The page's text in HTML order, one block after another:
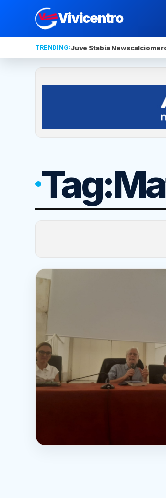
Vivicentro
TRENDING:Juve Stabia News
Tag: